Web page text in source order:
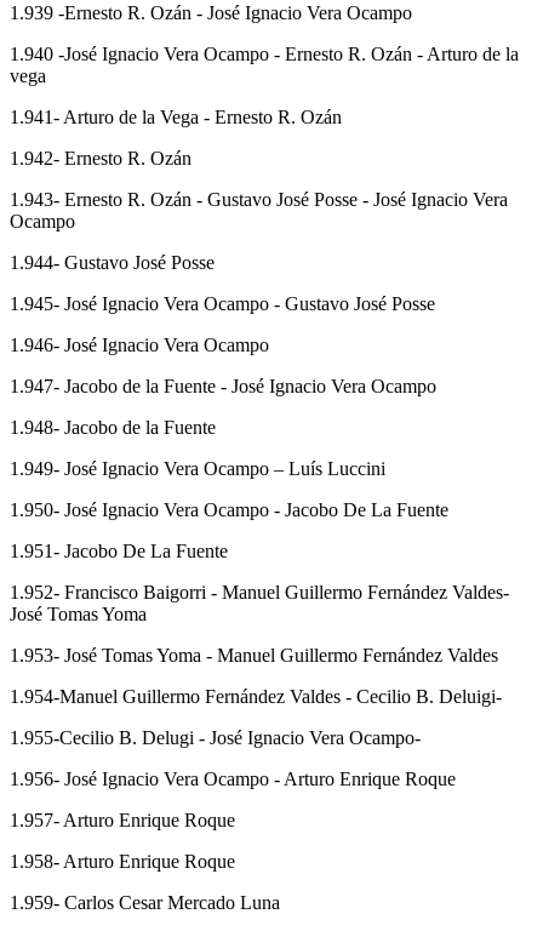
1.939 -Ernesto R. Ozán - José Ignacio Vera Ocampo
1.940 -José Ignacio Vera Ocampo - Ernesto R. Ozán - Arturo de la
vega
1.941- Arturo de la Vega - Ernesto R. Ozán
1.942- Ernesto R. Ozán
1.943- Ernesto R. Ozán - Gustavo José Posse - José Ignacio Vera
Ocampo
1.944- Gustavo José Posse
1.945- José Ignacio Vera Ocampo - Gustavo José Posse
1.946- José Ignacio Vera Ocampo
1.947- Jacobo de la Fuente - José Ignacio Vera Ocampo
1.948- Jacobo de la Fuente
1.949- José Ignacio Vera Ocampo – Luís Luccini
1.950- José Ignacio Vera Ocampo - Jacobo De La Fuente
1.951- Jacobo De La Fuente
1.952- Francisco Baigorri - Manuel Guillermo Fernández Valdes-
José Tomas Yoma
1.953- José Tomas Yoma - Manuel Guillermo Fernández Valdes
1.954-Manuel Guillermo Fernández Valdes - Cecilio B. Deluigi-
1.955-Cecilio B. Delugi - José Ignacio Vera Ocampo-
1.956- José Ignacio Vera Ocampo - Arturo Enrique Roque
1.957- Arturo Enrique Roque
1.958- Arturo Enrique Roque
1.959- Carlos Cesar Mercado Luna